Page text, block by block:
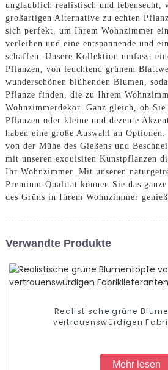
unglaublich realistisch und lebensecht,
großartigen Alternative zu echten
sich perfekt, um Ihrem Wohnzimmer
verleihen und eine entspannende und
schaffen. Unsere Kollektion umfasst
Pflanzen, von leuchtend grünem
wunderschönen blühenden Blumen,
Pflanze finden, die zu Ihrem
Wohnzimmerdekor. Ganz gleich, ob Sie
Pflanzen oder kleine und dezente
haben eine große Auswahl an Optionen.
von der Mühe des Gießens und
mit unseren exquisiten Kunstpflanzen
Ihr Wohnzimmer. Mit unseren
Premium-Qualität können Sie das
des Grüns in Ihrem Wohnzimmer
Verwandte Produkte
Realistische grüne
vertrauenswürdigen
Mehr lesen